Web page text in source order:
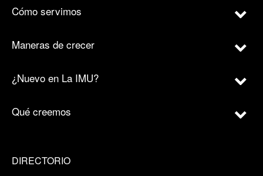
Cómo servimos
Maneras de crecer
¿Nuevo en La IMU?
Qué creemos
DIRECTORIO